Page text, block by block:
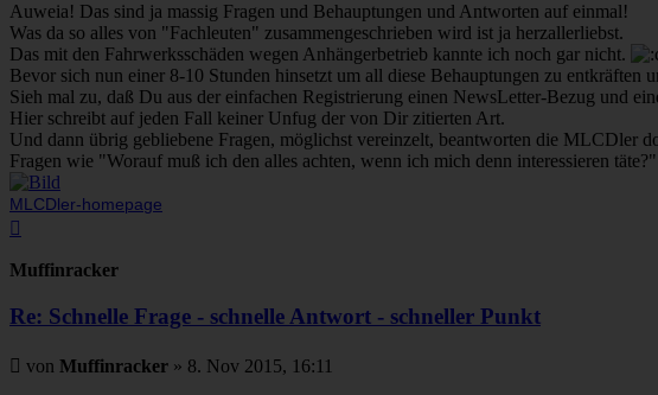
Auweia! Das sind ja massig Fragen und Behauptungen und Antworten auf einmal!
Was da so alles von "Fachleuten" zusammengeschrieben wird ist ja herzallerliebst.
Das mit den Fahrwerksschäden wegen Anhängerbetrieb kannte ich noch gar nicht.
Bevor sich nun einer 8-10 Stunden hinsetzt um all diese Behauptungen zu
Sieh mal zu, daß Du aus der einfachen Registrierung einen NewsLetter-Bezug und
Hier schreibt auf jeden Fall keiner Unfug der von Dir zitierten Art.
Und dann übrig gebliebene Fragen, möglichst vereinzelt, beantworten die MLCDler
Fragen wie "Worauf muß ich den alles achten, wenn ich mich denn interessieren
MLCDler-homepage
Muffinracker
Re: Schnelle Frage - schnelle Antwort - schneller Punkt
Beitrag
von Muffinracker » 8. Nov 2015, 16:11